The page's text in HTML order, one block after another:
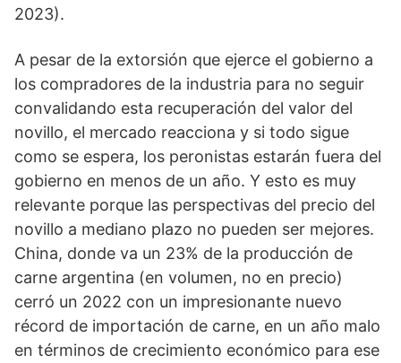
2023).
A pesar de la extorsión que ejerce el gobierno a
los compradores de la industria para no seguir
convalidando esta recuperación del valor del
novillo, el mercado reacciona y si todo sigue
como se espera, los peronistas estarán fuera del
gobierno en menos de un año. Y esto es muy
relevante porque las perspectivas del precio del
novillo a mediano plazo no pueden ser mejores.
China, donde va un 23% de la producción de
carne argentina (en volumen, no en precio)
cerró un 2022 con un impresionante nuevo
récord de importación de carne, en un año malo
en términos de crecimiento económico para ese